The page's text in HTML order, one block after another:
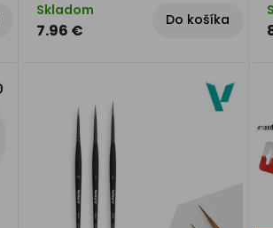
Skladom
7.96 €
Do košíka